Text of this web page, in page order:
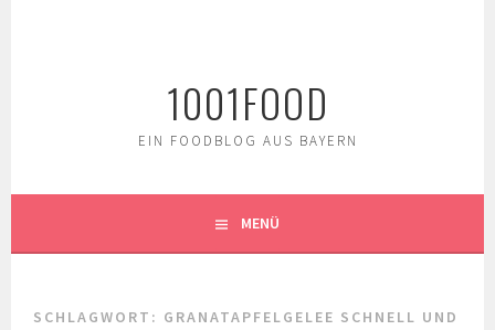
1001FOOD
EIN FOODBLOG AUS BAYERN
MENÜ
SCHLAGWORT: GRANATAPFELGELEE SCHNELL UND